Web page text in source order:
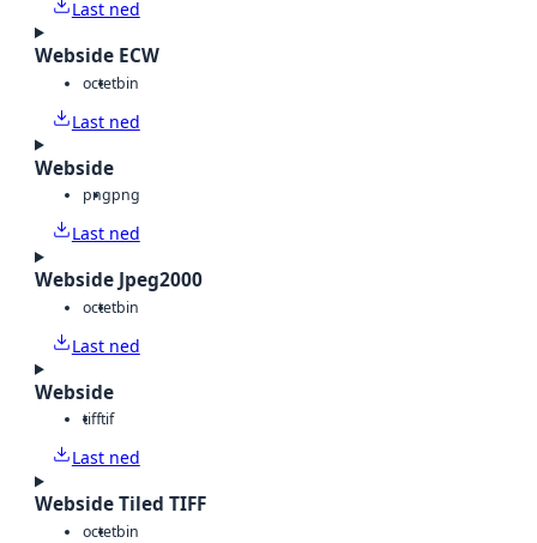
Last ned
Webside ECW
octetbin
Last ned
Webside
pngpng
Last ned
Webside Jpeg2000
octetbin
Last ned
Webside
tifftif
Last ned
Webside Tiled TIFF
octetbin